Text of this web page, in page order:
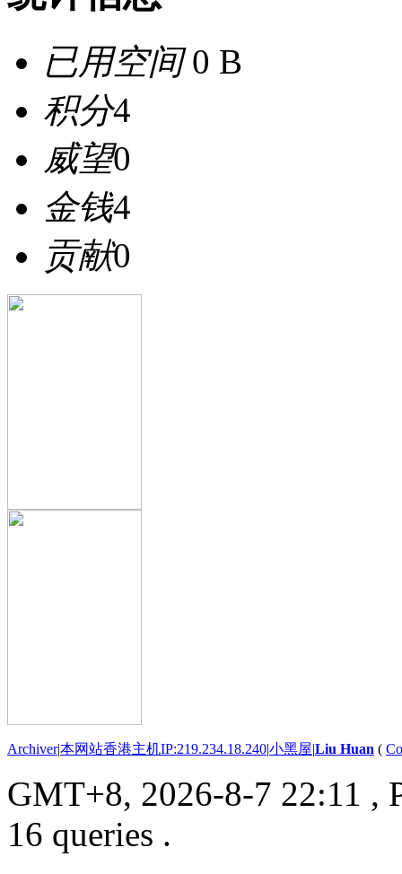
已用空间0 B
积分4
威望0
金钱4
贡献0
Archiver|本网站香港主机IP:219.234.18.240|小黑屋|Liu Huan (
GMT+8, 2026-8-7 22:11 ,
16 queries .